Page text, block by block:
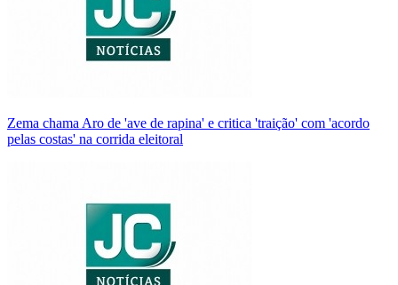
Zema chama Aro de 'ave de rapina' e critica 'traição' com 'acordo
pelas costas' na corrida eleitoral